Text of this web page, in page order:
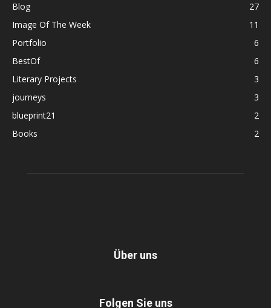
Blog
27
Image Of The Week
11
Portfolio
6
BestOf
6
Literary Projects
3
journeys
3
blueprint21
2
Books
2
Über uns
Folgen Sie uns